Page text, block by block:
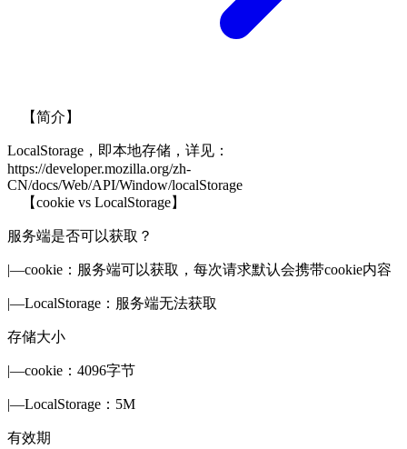
【简介】
LocalStorage，即本地存储，详见：
https://developer.mozilla.org/zh-
CN/docs/Web/API/Window/localStorage
【cookie vs LocalStorage】
服务端是否可以获取？
|—cookie：服务端可以获取，每次请求默认会携带cookie内容
|—LocalStorage：服务端无法获取
存储大小
|—cookie：4096字节
|—LocalStorage：5M
有效期